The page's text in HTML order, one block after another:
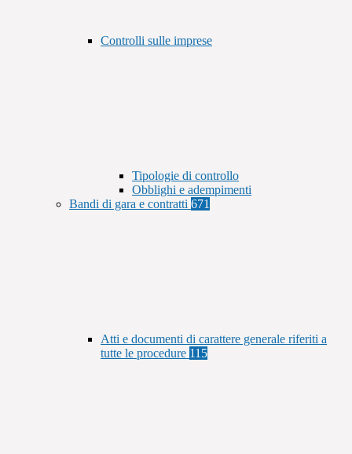
Controlli sulle imprese
Tipologie di controllo
Obblighi e adempimenti
Bandi di gara e contratti 671
Atti e documenti di carattere generale riferiti a
tutte le procedure 115